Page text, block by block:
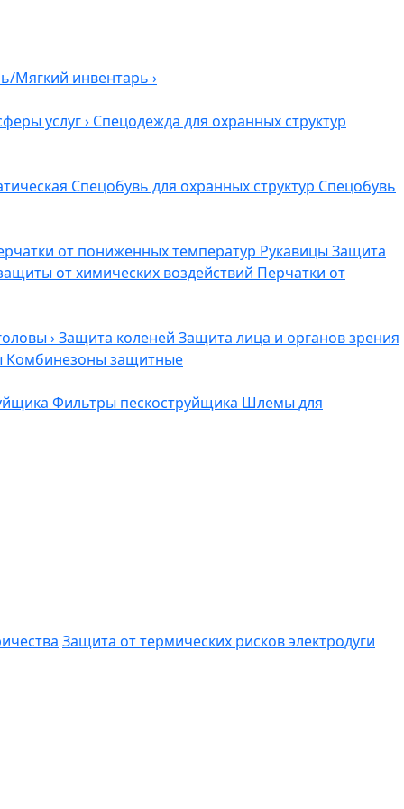
Мягкий инвентарь ›
услуг› Спецодежда для охранных структур
Спецобувь для охранных структур Спецобувь
от пониженных температур Рукавицы Защита
от химических воздействий Перчатки от
›Защита коленей Защита лица и органов зрения
Комбинезоны защитные
Фильтры пескоструйщика Шлемы для
Защита от термических рисков электродуги